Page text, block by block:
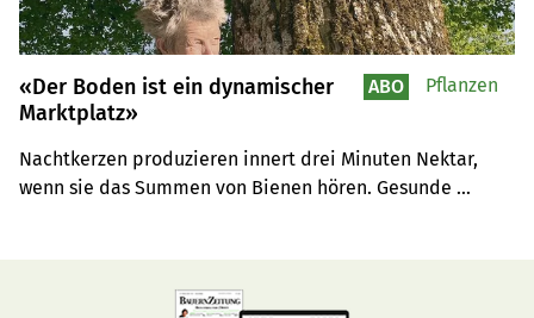
«Der Boden ist ein dynamischer
Marktplatz»
Nachtkerzen produzieren innert drei Minuten Nektar,
wenn sie das Summen von Bienen hören. Gesunde
Forschungsprojekten im In- und Ausland spornte die
ABO Pflanzen